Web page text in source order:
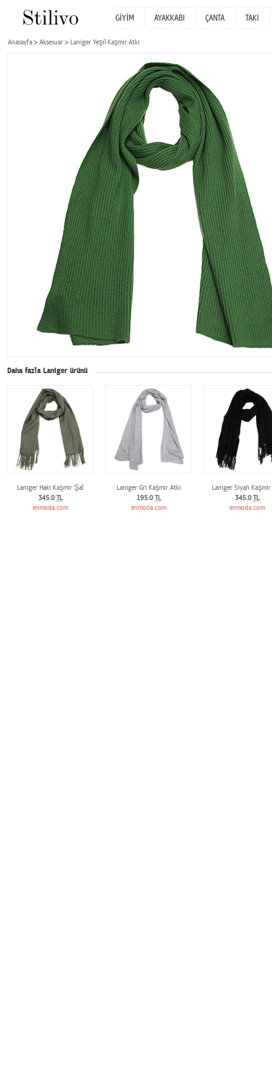
GİYİM AYAKKABI ÇANTA TAKI
Anasayfa Aksesuar Laniger Yeşil Kaşmir Atkı
Daha fazla Laniger ürünü
Laniger Haki Kaşmir Şal
345.0 TL
enmoda.com
Laniger Gri Kaşmir Atkı
195.0 TL
enmoda.com
Laniger Siyah
345.0 TL
enmoda.com